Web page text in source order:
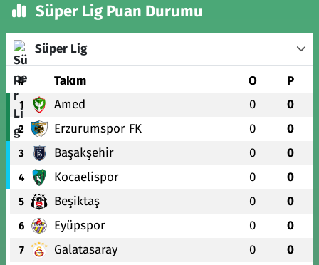
Süper Lig Puan Durumu
Süper Lig
# Takım O P
1 Amed 0 0
2 Erzurumspor FK 0 0
3 Başakşehir 0 0
4 Kocaelispor 0 0
5 Beşiktaş 0 0
6 Eyüpspor 0 0
7 Galatasaray 0 0